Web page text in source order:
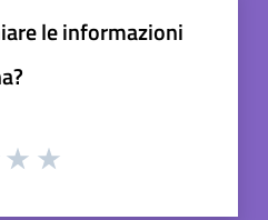
le informazioni